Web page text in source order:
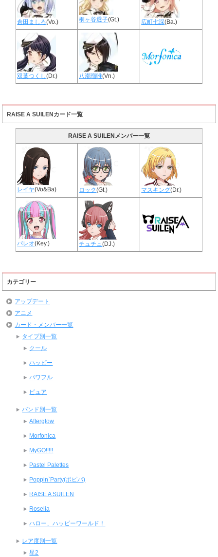
倉田ましろ(Vo.) 桐ヶ谷透子(Gt.) 広町七深(Ba.)
双葉つくし(Dr.) 八潮瑠唯(Vn.)
RAISE A SUILENカード一覧
RAISE A SUILENメンバー一覧
レイヤ(Vo&Ba) ロック(Gt.) マスキング(Dr.)
パレオ(Key.) チュチュ(DJ.)
カテゴリー
アップデート
アニメ
カード・メンバー一覧
タイプ別一覧
クール
ハッピー
パワフル
ピュア
バンド別一覧
Afterglow
Morfonica
MyGO!!!!!
Pastel Palettes
Poppin`Party(ポピパ)
RAISE A SUILEN
Roselia
ハロー、ハッピーワールド！
レア度別一覧
星2